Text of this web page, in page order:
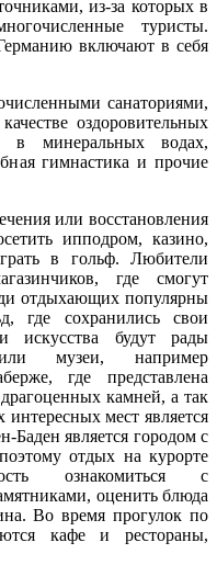
из-за которых в
туристы.
включают в себя
санаториями,
оздоровительных
в минеральных водах,
гимнастика и прочие
или восстановления
ипподром, казино,
в гольф. Любители
где смогут
отдыхающих популярны
где сохранились свои
искусства будут рады
музеи, например
где представлена
камней, а так
мест является
Баден является городом с
отдых на курорте
ознакомиться с
оценить блюда
Во время прогулок по
кафе и рестораны,